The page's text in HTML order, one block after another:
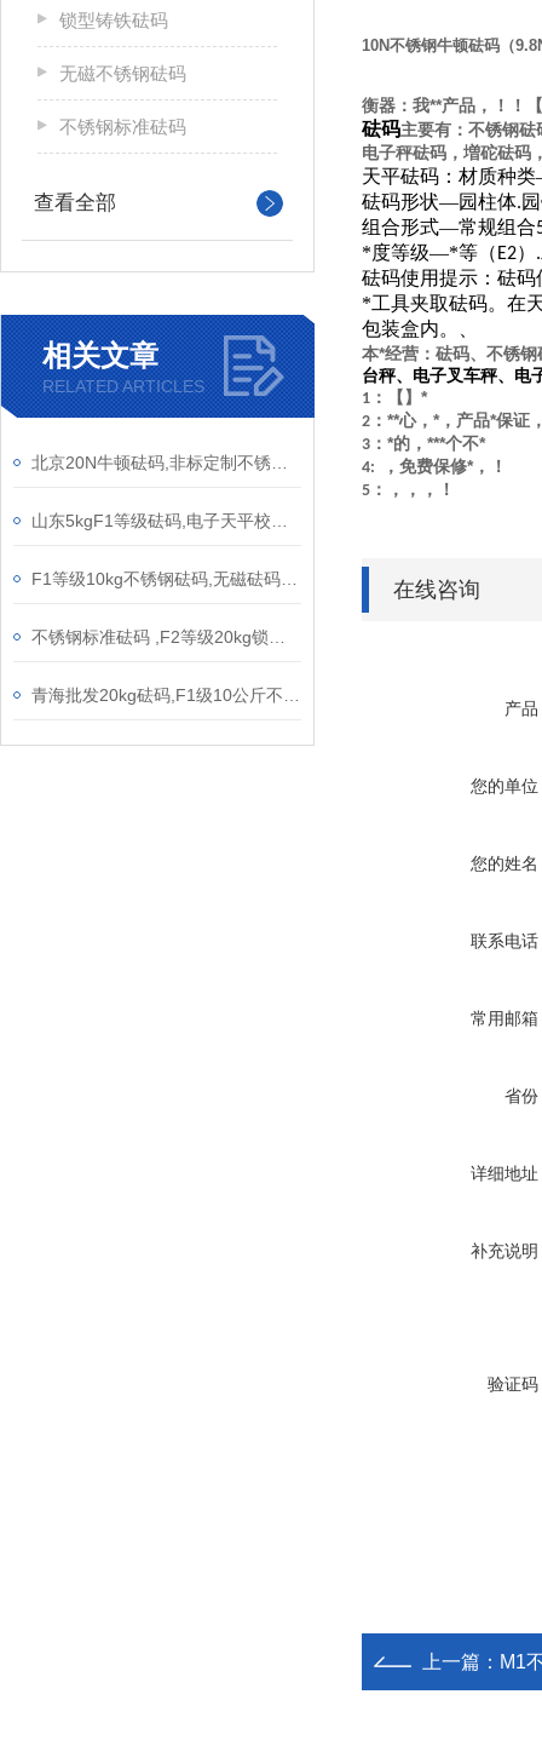
锁型铸铁砝码
无磁不锈钢砝码
不锈钢标准砝码
查看全部
相关文章
RELATED ARTICLES
10N不锈钢牛顿砝码（
衡器：我**产品，！！
砝码主要有：不锈钢
电子秤砝码，増砣砝码
天平砝码：材质种
砝码形状—园柱体.
组合形式—常规组合
*度等级—*等 （E2）.
砝码使用提示：砝
*工具夹取砝码。在
包装盒内。、
本*经营：砝码、不锈
台秤、电子叉车秤、电
1 ：【】*
2 ：**心，*，产品*保证
3 ：*的，***个不*
4: ，免费保修*，！
5 ：，，，！
在线咨询
产品
您的单位
您的姓名
联系电话
常用邮箱
省份
详细地址
补充说明
验证码
上一篇： M1